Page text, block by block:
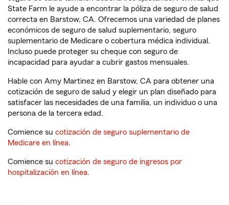
State Farm le ayude a encontrar la póliza de seguro de salud
correcta en Barstow, CA. Ofrecemos una variedad de planes
económicos de seguro de salud suplementario, seguro
suplementario de Medicare o cobertura médica individual.
Incluso puede proteger su cheque con seguro de
incapacidad para ayudar a cubrir gastos mensuales.
Hable con Amy Martinez en Barstow, CA para obtener una
cotización de seguro de salud y elegir un plan diseñado para
satisfacer las necesidades de una familia, un individuo o una
persona de la tercera edad.
Comience su cotización de seguro suplementario de
Medicare en línea.
Comience su cotización de seguro de ingresos por
hospitalización en línea.